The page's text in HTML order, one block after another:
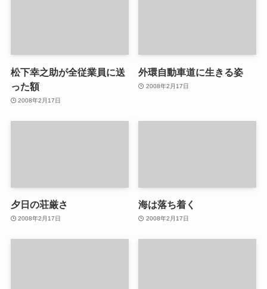
松下幸之助が全従業員に送
った額
2008年2月17日
外環自動車道に生きる姿
2008年2月17日
夕日の荘厳さ
2008年2月17日
海は落ち着く
2008年2月17日